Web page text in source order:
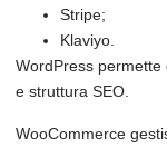
Stripe;
Klaviyo.
WordPress
e struttura SEO.
WooCommerce